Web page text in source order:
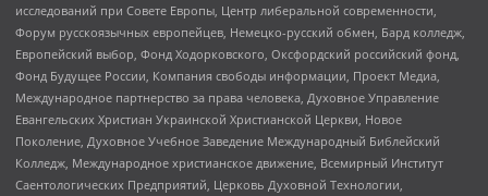
исследований при Совете Европы, Центр либеральной современности,
Форум русскоязычных европейцев, Немецко-русский обмен, Бард колледж,
Европейский выбор, Фонд Ходорковского, Оксфордский российский фонд,
Фонд Будущее России, Компания свободы информации, Проект Медиа,
Международное партнерство за права человека, Духовное Управление
Евангельских Христиан Украинской Христианской Церкви, Новое
Поколение, Духовное Учебное Заведение Международный Библейский
Колледж, Международное христианское движение, Всемирный Институт
Саентологических Предприятий, Церковь Духовной Технологии,